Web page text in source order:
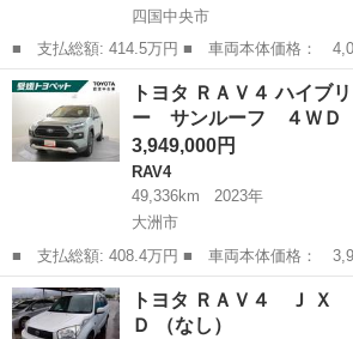
四国中央市
■ 支払総額: 414.5万円 ■ 車両本体価格： 4,048,000 円 ■ メーカ
ー名： トヨタ ■ 車種名： ＲＡＶ４ ■ グレ
チャー オフロードパッケージＩＩ ４ＷＤ
ビ バッ...
愛媛 四国中央市 RAV4
トヨタ ＲＡＶ４ ハイブ
ー サンルーフ ４Ｗ
3,949,000円
RAV4
49,336km
2023年
大洲市
■ 支払総額: 408.4万円 ■ 車両本体価格： 3,949,000 円 ■ メーカ
ー名： トヨタ ■ 車種名： ＲＡＶ４ ■ グレ
ッドアドベンチャー サンルーフ ４ＷＤ フル
ビ バック...
愛媛 大洲市 RAV4
トヨタ ＲＡＶ４ Ｊ Ｘ
Ｄ （なし）